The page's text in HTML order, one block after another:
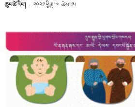
ཆུང་ཚེ་རིང་། - ༢༠༢༡ ཕྱི་ཟླ་ ༤ ཚེས་ ༡༥